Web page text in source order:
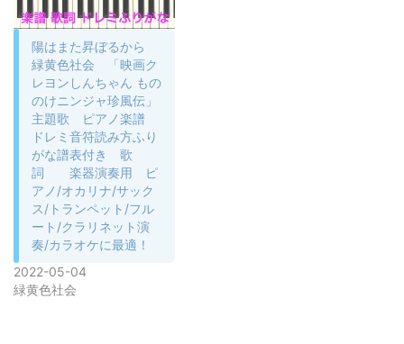
陽はまた昇ぼるから
緑黄色社会 「映画ク
レヨンしんちゃん もの
のけニンジャ珍風伝」
主題歌 ピアノ楽譜
ドレミ音符読み方ふり
がな譜表付き 歌
詞 楽器演奏用 ピ
アノ/オカリナ/サック
ス/トランペット/フル
ート/クラリネット演
奏/カラオケに最適！
2022-05-04
緑黄色社会